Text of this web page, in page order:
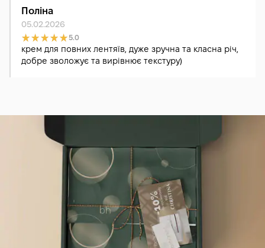
Поліна
05.02.2026
5.0
крем для повних лентяїв, дуже зручна та класна річ,
добре зволожує та вирівнює текстуру)